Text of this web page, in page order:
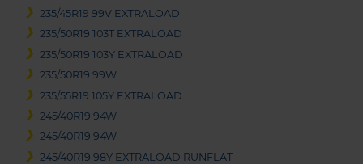
235/45R19 99V EXTRALOAD
235/50R19 103T EXTRALOAD
235/50R19 103Y EXTRALOAD
235/50R19 99W
235/55R19 105Y EXTRALOAD
245/40R19 94W
245/40R19 94W
245/40R19 98Y EXTRALOAD RUNFLAT